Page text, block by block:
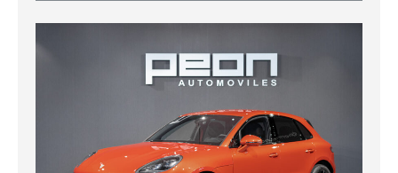
Iniciar sesión